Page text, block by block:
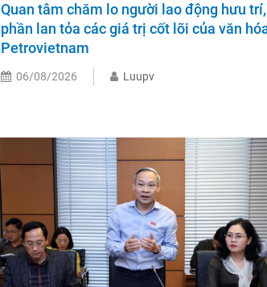
Quan tâm chăm lo người lao động hưu
phần lan tỏa các giá trị cốt lõi của văn
Petrovietnam
06/08/2026 Luupv